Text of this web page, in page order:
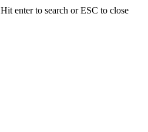
Hit enter to search or ESC to close